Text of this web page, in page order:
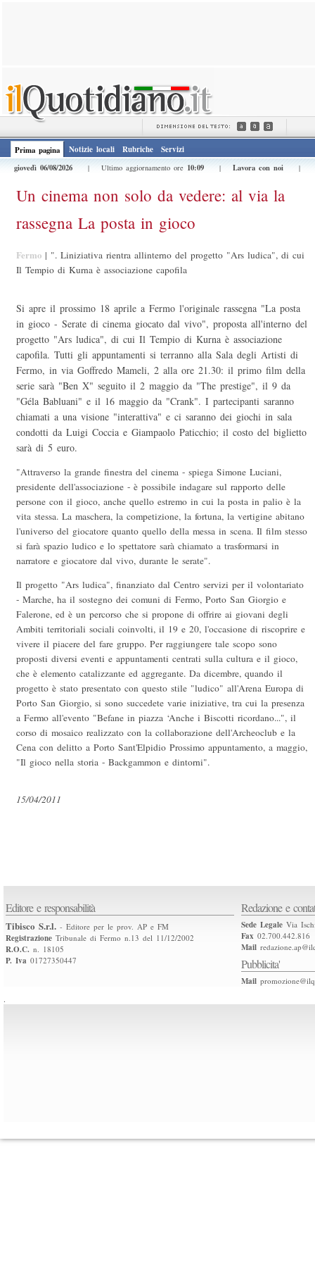
Prima pagina Notizie locali Rubriche
Servizi
giovedì 06/08/2026
| Ultimo aggiornamento ore 10:09 | Lavora con noi |
Un cinema non solo da vedere: al via la
rassegna La posta in gioco
Fermo | ". Liniziativa rientra allinterno del progetto "Ars ludica", di cui
Il Tempio di Kurna è associazione capofila
Si apre il prossimo 18 aprile a Fermo l'originale rassegna "La posta
in gioco - Serate di cinema giocato dal vivo", proposta all'interno del
progetto "Ars ludica", di cui Il Tempio di Kurna è associazione
capofila. Tutti gli appuntamenti si terranno alla Sala degli Artisti di
Fermo, in via Goffredo Mameli, 2 alla ore 21.30: il primo film della
serie sarà "Ben X" seguito il 2 maggio da "The prestige", il 9 da
"Géla Babluani" e il 16 maggio da "Crank". I partecipanti saranno
chiamati a una visione "interattiva" e ci saranno dei giochi in sala
condotti da Luigi Coccia e Giampaolo Paticchio; il costo del biglietto
sarà di 5 euro.
"Attraverso la grande finestra del cinema - spiega Simone Luciani,
presidente dell'associazione - è possibile indagare sul rapporto delle
persone con il gioco, anche quello estremo in cui la posta in palio è la
vita stessa. La maschera, la competizione, la fortuna, la vertigine abitano
l'universo del giocatore quanto quello della messa in scena. Il film stesso
si farà spazio ludico e lo spettatore sarà chiamato a trasformarsi in
narratore e giocatore dal vivo, durante le serate".
Il progetto "Ars ludica", finanziato dal Centro servizi per il volontariato
- Marche, ha il sostegno dei comuni di Fermo, Porto San Giorgio e
Falerone, ed è un percorso che si propone di offrire ai giovani degli
Ambiti territoriali sociali coinvolti, il 19 e 20, l'occasione di riscoprire e
vivere il piacere del fare gruppo. Per raggiungere tale scopo sono
proposti diversi eventi e appuntamenti centrati sulla cultura e il gioco,
che è elemento catalizzante ed aggregante. Da dicembre, quando il
progetto è stato presentato con questo stile "ludico" all'Arena Europa di
Porto San Giorgio, si sono succedete varie iniziative, tra cui la presenza
a Fermo all'evento "Befane in piazza ‘Anche i Biscotti ricordano...", il
corso di mosaico realizzato con la collaborazione dell'Archeoclub e la
Cena con delitto a Porto Sant'Elpidio Prossimo appuntamento, a maggio,
"Il gioco nella storia - Backgammon e dintorni".
15/04/2011
Editore e responsabilità
Tibisco S.r.l. - Editore per le prov. AP e FM
Registrazione Tribunale di Fermo n.13 del 11/12/2002
R.O.C. n. 18105
P. Iva 01727350447
Redazione e
Sede Legale Via
Fax 02.700.442.816
Mail
Pubblicita'
Mail
.